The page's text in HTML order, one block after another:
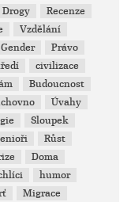
Drogy
Recenze
Vzdělání
Gender
Právo
civilizace
Budoucnost
Úvahy
Sloupek
Růst
Doma
humor
Migrace